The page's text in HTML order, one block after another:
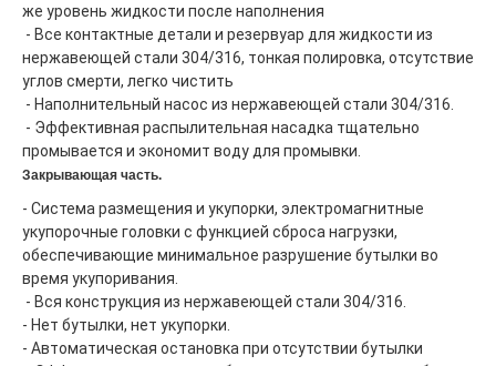
же уровень жидкости после наполнения
нержавеющей стали 304/316, тонкая полировка, отсутствие
углов смерти, легко чистить
- Наполнительный насос из нержавеющей стали 304/316.
промывается и экономит воду для промывки.
Закрывающая часть.
- Система размещения и укупорки, электромагнитные
укупорочные головки с функцией сброса нагрузки,
обеспечивающие минимальное разрушение бутылки во
время укупоривания.
- Вся конструкция из нержавеющей стали 304/316.
- Нет бутылки, нет укупорки.
- Автоматическая остановка при отсутствии бутылки